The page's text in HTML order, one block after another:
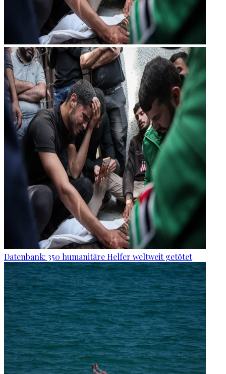
Datenbank: 350 humanitäre Helfer weltweit getötet